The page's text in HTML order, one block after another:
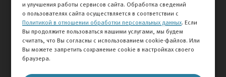
Контакты
+7 495 292-60-60
и улучшения работы сервисов сайта. Обработка сведений
о пользователях сайта осуществляется в соответствии с
Политикой в отношении обработки персональных данных. Если
Вы продолжите пользоваться нашими услугами, мы будем
считать, что Вы согласны с использованием cookie-файлов. Или
Вы можете запретить сохранение cookie в настройках своего
браузера.